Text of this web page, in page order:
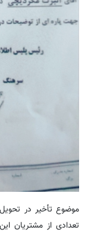
موضوع تأخیر در
تعدادی از